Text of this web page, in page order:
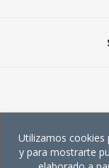
Utilizamos cookies
y para mostrarte